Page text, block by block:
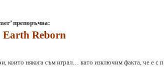
препоръчва:
Earth Reborn
които някога съм играл… като изключим факта, че е с